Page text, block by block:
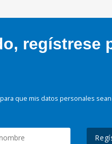
regístrese
que mis datos personales